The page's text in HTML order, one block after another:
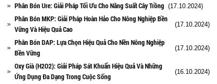
Phân Bón Ure: Giải Pháp Tối Ưu Cho Năng Suất Cây Trồng (17.10.2024)
Phân Bón MKP: Giải Pháp Hoàn Hảo Cho Nông Nghiệp Bền
Vững Và Hiệu Quả Cao
(17.10.2024)
Phân Bón DAP: Lựa Chọn Hiệu Quả Cho Nền Nông Nghiệp
Bền Vững
(17.10.2024)
Oxy Già (H2O2): Giải Pháp Sát Khuẩn Hiệu Quả Và Những
Ứng Dụng Đa Dạng Trong Cuộc Sống
(16.10.2024)